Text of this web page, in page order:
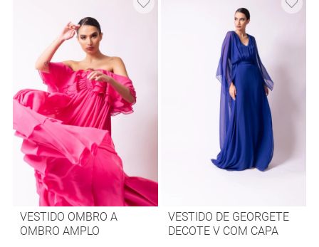
VESTIDO OMBRO A
OMBRO AMPLO
VESTIDO DE GEORGETE
DECOTE V COM CAPA